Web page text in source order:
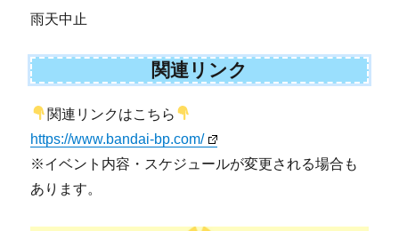
雨天中止
関連リンク
関連リンクはこちら
https://www.bandai-bp.com/
※イベント内容・スケジュールが変更される場合も
あります。